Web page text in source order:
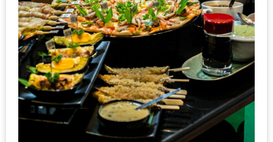
ใจ
ภาพ
ใส
ปิ๊
งด้วย
HUAWEI
G7